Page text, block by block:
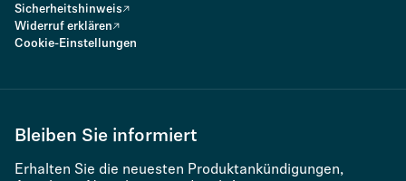
Sicherheitshinweis
Widerruf erklären
Cookie-Einstellungen
Bleiben Sie informiert
Erhalten Sie die neuesten Produktankündigungen,